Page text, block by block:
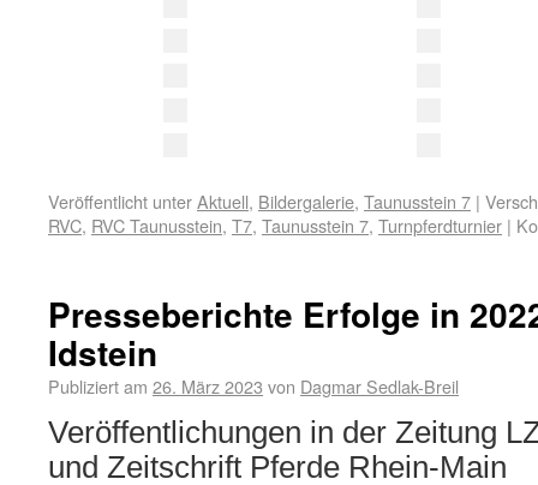
Veröffentlicht unterAktuell, Bildergalerie, Taunusstein 7 |
RVC, RVC Taunusstein, T7, Taunusstein 7, Turnpferdturnier |
Presseberichte Erfolge in
Idstein
Publiziert am 26. März 2023 von Dagmar Sedlak-Breil
Veröffentlichungen in der Zeitung
und Zeitschrift Pferde Rhein-Main